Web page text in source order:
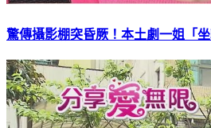
驚傳攝影棚突昏厥！本土劇一姐「